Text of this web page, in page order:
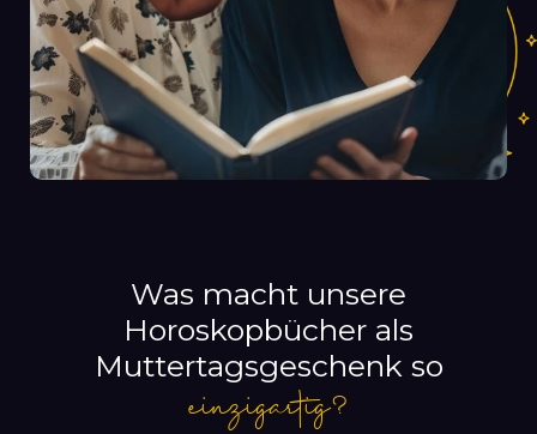
Was macht unsere
Horoskopbücher als
Muttertagsgeschenk so
einzigartig?